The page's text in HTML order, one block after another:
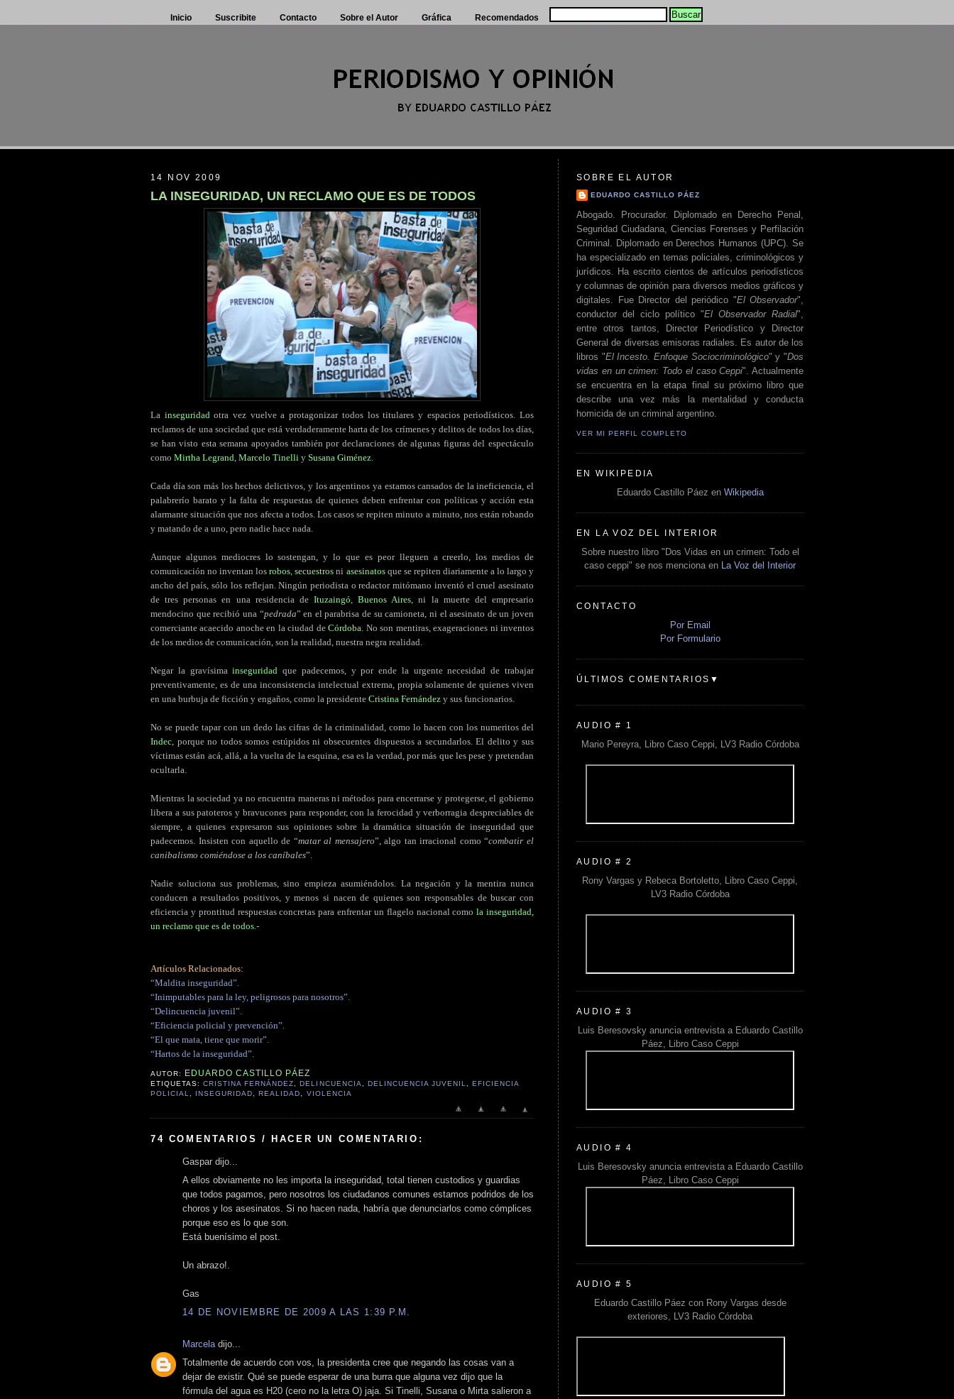
Inicio Suscribite Contacto Sobre el Autor Gráfica Recomendados
14 NOV 2009
LA INSEGURIDAD, UN RECLAMO QUE ES DE TODOS
La inseguridadotra vez vuelve a protagonizar todos los titulares y espacios periodísticos. Los
reclamos de una sociedad que está verdaderamente harta de los crímenes y delitos de todos los días,
se han visto esta semana apoyados también por declaraciones de algunas figuras del espectáculo
como Mirtha Legrand, Marcelo Tinelli y Susana Giménez.
Cada día son más los hechos delictivos, y los argentinos ya estamos cansados de la ineficiencia, el
palabrerío barato y la falta de respuestas de quienes deben enfrentar con políticas y acción esta
alarmante situación que nos afecta a todos. Los casos se repiten minuto a minuto, nos están robando
y matando de a uno, pero nadie hace nada.
Aunque algunos mediocres lo sostengan, y lo que es peor lleguen a creerlo, los medios de
comunicación no inventan losrobos,secuestros ni asesinatosque se repiten diariamente a lo largo y
ancho del país, sólo los reflejan. Ningún periodista o redactor mitómano inventó el cruel asesinato
de tres personas en una residencia de Ituzaingó,Buenos Aires, ni la muerte del empresario
mendocino que recibió una “pedrada” en el parabrisa de su camioneta, ni el asesinato de un joven
comerciante acaecido anoche en la ciudad deCórdoba. No son mentiras, exageraciones ni inventos
de los medios de comunicación, son la realidad, nuestra negra realidad.
Negar la gravísimainseguridad que padecemos, y por ende la urgente necesidad de trabajar
preventivamente, es de una inconsistencia intelectual extrema, propia solamente de quienes viven
en una burbuja de ficción y engaños, como la presidente Cristina Fernández y sus funcionarios.
No se puede tapar con un dedo las cifras de la criminalidad, como lo hacen con los numeritos del
Indec, porque no todos somos estúpidos ni obsecuentes dispuestos a secundarlos. El delito y sus
víctimas están acá, allá, a la vuelta de la esquina, esa es la verdad, por más que les pese y pretendan
ocultarla.
Mientras la sociedad ya no encuentra maneras ni métodos para encerrarse y protegerse, el gobierno
libera a sus patoteros y bravucones para responder, con la ferocidad y verborragia despreciables de
siempre, a quienes expresaron sus opiniones sobre la dramática situación de inseguridad que
padecemos. Insisten con aquello de “matar al mensajero”, algo tan irracional como “combatir el
canibalismo comiéndose a los caníbales”.
Nadie soluciona sus problemas, sino empieza asumiéndolos. La negación y la mentira nunca
conducen a resultados positivos, y menos si nacen de quienes son responsables de buscar con
eficiencia y prontitud respuestas concretas para enfrentar un flagelo nacional comola inseguridad,
un reclamo que es de todos.-
Artículos Relacionados:
“Maldita inseguridad”.
“Inimputables para la ley, peligrosos para nosotros”.
“Delincuencia juvenil”.
“Eficiencia policial y prevención”.
“El que mata, tiene que morir”.
“Hartos de la inseguridad”.
AUTOR: EDUARDO CASTILLO PÁEZ
ETIQUETAS:CRISTINA FERNÁNDEZ ,DELINCUENCIA DELINCUENCIA JUVENIL
EFICIENCIA
POLICIAL
INSEGURIDAD ,REALIDAD VIOLENCIA
74 COMENTARIOS / HACER UN COMENTARIO:
Gaspar dijo...
A ellos obviamente no les importa la inseguridad, total tienen custodios y guardias
que todos pagamos, pero nosotros los ciudadanos comunes estamos podridos de los
choros y los asesinatos. Si no hacen nada, habría que denunciarlos como cómplices
porque eso es lo que son.
Está buenísimo el post.
Un abrazo!.
Gas
14 DE NOVIEMBRE DE 2009 A LAS 1:39 P.M.
Marcela dijo...
Totalmente de acuerdo con vos, la presidenta cree que negando las cosas van a
dejar de existir. Qué se puede esperar de una burra que alguna vez dijo que la
fórmula del agua es H20 (cero no la letra O) jaja. Si Tinelli, Susana o Mirta salieron a
SOBRE EL AUTOR
EDUARDO CASTILLO PÁEZ
Abogado. Procurador. Diplomado en Derecho Penal,
Seguridad Ciudadana, Ciencias Forenses y Perfilación
Criminal. Diplomado en Derechos Humanos (UPC). Se
ha especializado en temas policiales, criminológicos y
jurídicos. Ha escrito cientos de artículos periodísticos
y columnas de opinión para diversos medios gráficos y
digitales. Fue Director del periódico "El Observador",
conductor del ciclo político "El Observador Radial",
entre otros tantos, Director Periodístico y Director
General de diversas emisoras radiales. Es autor de los
libros "El Incesto. Enfoque Sociocriminológico" y "Dos
vidas en un crimen: Todo el caso Ceppi". Actualmente
se encuentra en la etapa final su próximo libro que
describe una vez más la mentalidad y conducta
homicida de un criminal argentino.
VER MI PERFIL COMPLETO
EN WIKIPEDIA
Eduardo Castillo Páez en Wikipedia
EN LA VOZ DEL INTERIOR
Sobre nuestro libro "Dos Vidas en un crimen: Todo el
caso ceppi" se nos menciona en
La Voz del Interior
CONTACTO
Por Email
Por Formulario
ÚLTIMOS COMENTARIOS▼
AUDIO # 1
Mario Pereyra, Libro Caso Ceppi, LV3 Radio Córdoba
AUDIO # 2
Rony Vargas y Rebeca Bortoletto, Libro Caso Ceppi,
LV3 Radio Córdoba
AUDIO # 3
Luis Beresovsky anuncia entrevista a Eduardo Castillo
Páez, Libro Caso Ceppi
AUDIO # 4
Luis Beresovsky anuncia entrevista a Eduardo Castillo
Páez, Libro Caso Ceppi
AUDIO # 5
Eduardo Castillo Páez con Rony Vargas desde
exteriores, LV3 Radio Córdoba